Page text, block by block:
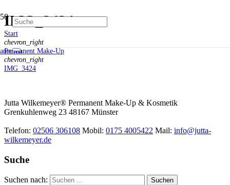
anrufen
IMG_3424
Start
chevron_right
Permanent Make-Up
chevron_right
IMG_3424
Jutta Wilkemeyer® Permanent Make-Up & Kosmetik
Grenkuhlenweg 23 48167 Münster
Telefon: 02506 306108 Mobil: 0175 4005422 Mail: info@jutta-
wilkemeyer.de
Suche
Suchen nach: